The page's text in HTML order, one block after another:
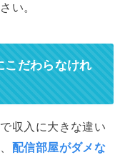
い。
こだわらなけれ
収入に大きな違い
配信部屋がダメな